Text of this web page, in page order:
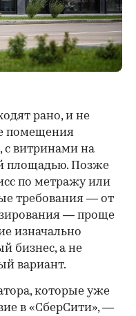
рано, и не
помещения
с витринами на
площадью. Позже
по метражу или
требования — от
— проще
изначально
бизнес, а не
вариант.
которые уже
в «СберСити», —